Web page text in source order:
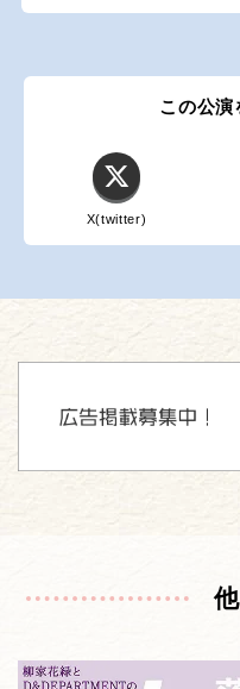
この公演
X(twitter)